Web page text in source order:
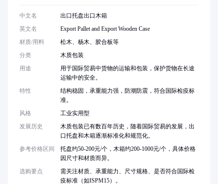
中文名
出口托盘出口木箱
英文名
Export Pallet and Export Wooden Case
材质/用料
松木、杨木、胶合板等
分类
木质包装
用途
用于国际贸易中货物的运输和包装，保护货物在长途
运输中的安全。
特性
结构稳固，承重能力强，防潮防震，符合国际检疫标
准。
风格
工业实用型
发展历史
木质包装已有数百年历史，随着国际贸易的发展，出
口托盘和木箱逐渐标准化和规范化。
参考价格区间
托盘约50-200元/个，木箱约200-1000元/个，具体价格
因尺寸和材质而异。
选购要点
需关注材质、承重能力、尺寸规格、是否符合国际检
疫标准（如ISPM15）。